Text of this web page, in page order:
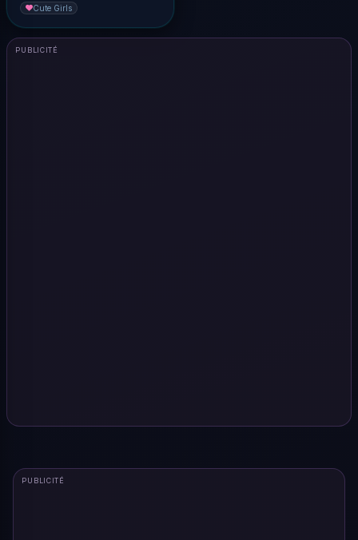
Cute Girls
PUBLICITÉ
PUBLICITÉ